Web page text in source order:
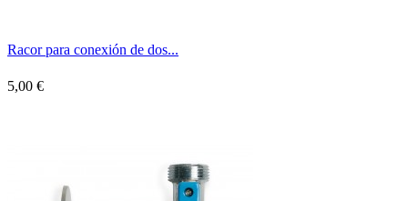
Racor para conexión de dos...
5,00 €